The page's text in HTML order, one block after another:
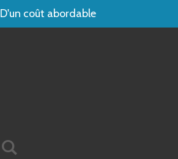
D'un coût abordable